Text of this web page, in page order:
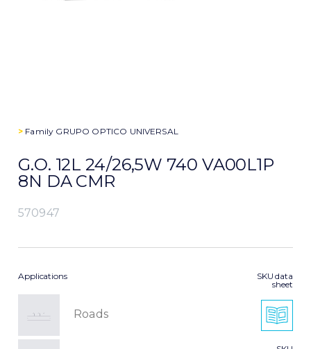
> Family GRUPO OPTICO UNIVERSAL
G.O. 12L 24/26,5W 740 VA00L1P
8N DA CMR
570947
Applications
Roads
SKU data
sheet